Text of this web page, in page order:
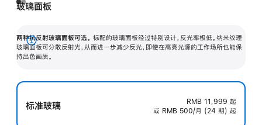
玻璃面板
两种抗反射玻璃面板可选。 标配的玻璃面板经过特别设计，反光率极低。纳米纹理
玻璃面板可分散反射光，从而进一步减少反光，即使在高亮光源的工作场所也能保
持出色画质。
展
开
标准玻璃 RMB 11,999 起
或 RMB 500/月 (24 期) 起